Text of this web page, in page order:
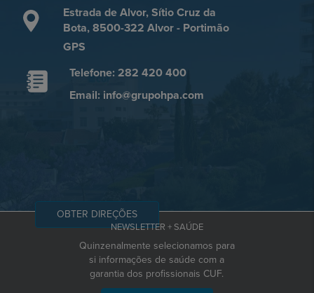
Estrada de Alvor, Sítio Cruz da
Bota, 8500-322 Alvor - Portimão
GPS
Telefone: 282 420 400
Email: info@grupohpa.com
OBTER DIREÇÕES
NEWSLETTER + SAÚDE
Quinzenalmente selecionamos para
si informações de saúde com a
garantia dos profissionais CUF.